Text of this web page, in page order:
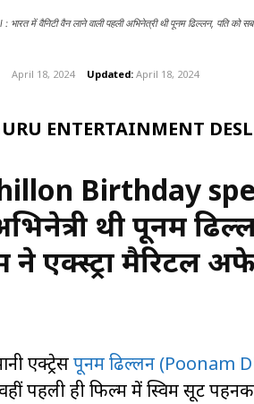
में वैनिटी वैन लाने वाली पहली अभिनेत्री थी पूनम ढिल्लन, पति को
April 18, 2024 Updated: April 18, 2024
ENTERTAINMENT
Birthday
थी पूनम
ने एक्स्ट्रा मैरिटल
एक्ट्रेसपूनम ढिल्लन (Poonam
पहली ही फिल्म में स्विम सूट